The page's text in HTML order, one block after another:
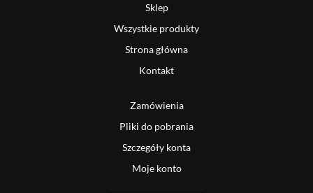
Sklep
Wszystkie produkty
Strona główna
Kontakt
Zamówienia
Pliki do pobrania
Szczegóły konta
Moje konto